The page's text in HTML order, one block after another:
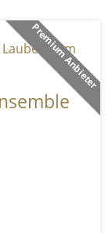
Premium Anbieter